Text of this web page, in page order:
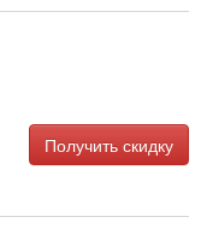
Получить скидку